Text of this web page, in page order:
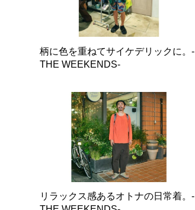
柄に色を重ねてサイケデリックに。-
THE WEEKENDS-
リラックス感あるオトナの日常着。-